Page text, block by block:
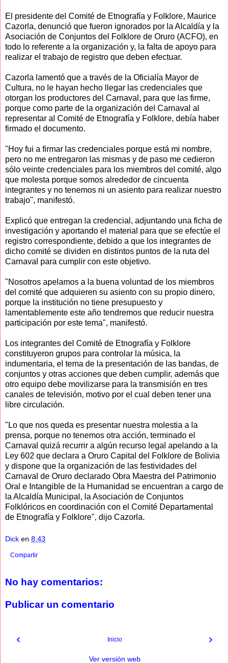
El presidente del Comité de Etnografía y Folklore, Maurice
Cazorla, denunció que fueron ignorados por la Alcaldía y la
Asociación de Conjuntos del Folklore de Oruro (ACFO), en
todo lo referente a la organización y, la falta de apoyo para
realizar el trabajo de registro que deben efectuar.
Cazorla lamentó que a través de la Oficialía Mayor de
Cultura, no le hayan hecho llegar las credenciales que
otorgan los productores del Carnaval, para que las firme,
porque como parte de la organización del Carnaval al
representar al Comité de Etnografía y Folklore, debía haber
firmado el documento.
"Hoy fui a firmar las credenciales porque está mi nombre,
pero no me entregaron las mismas y de paso me cedieron
sólo veinte credenciales para los miembros del comité, algo
que molesta porque somos alrededor de cincuenta
integrantes y no tenemos ni un asiento para realizar nuestro
trabajo", manifestó.
Explicó que entregan la credencial, adjuntando una ficha de
investigación y aportando el material para que se efectúe el
registro correspondiente, debido a que los integrantes de
dicho comité se dividen en distintos puntos de la ruta del
Carnaval para cumplir con este objetivo.
"Nosotros apelamos a la buena voluntad de los miembros
del comité que adquieren su asiento con su propio dinero,
porque la institución no tiene presupuesto y
lamentablemente este año tendremos que reducir nuestra
participación por este tema", manifestó.
Los integrantes del Comité de Etnografía y Folklore
constituyeron grupos para controlar la música, la
indumentaria, el tema de la presentación de las bandas, de
conjuntos y otras acciones que deben cumplir, además que
otro equipo debe movilizarse para la transmisión en tres
canales de televisión, motivo por el cual deben tener una
libre circulación.
"Lo que nos queda es presentar nuestra molestia a la
prensa, porque no tenemos otra acción, terminado el
Carnaval quizá recurrir a algún recurso legal apelando a la
Ley 602 que declara a Oruro Capital del Folklore de Bolivia
y dispone que la organización de las festividades del
Carnaval de Oruro declarado Obra Maestra del Patrimonio
Oral e Intangible de la Humanidad se encuentran a cargo de
la Alcaldía Municipal, la Asociación de Conjuntos
Folklóricos en coordinación con el Comité Departamental
de Etnografía y Folklore", dijo Cazorla.
Dick en 8:43
Compartir
No hay comentarios:
Publicar un comentario
‹ ›
Inicio
Ver versión web